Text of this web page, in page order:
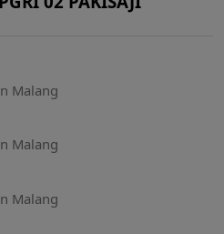
Malang
Malang
Malang